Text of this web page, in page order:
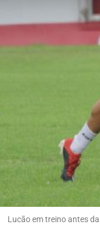
Lucão em treino antes